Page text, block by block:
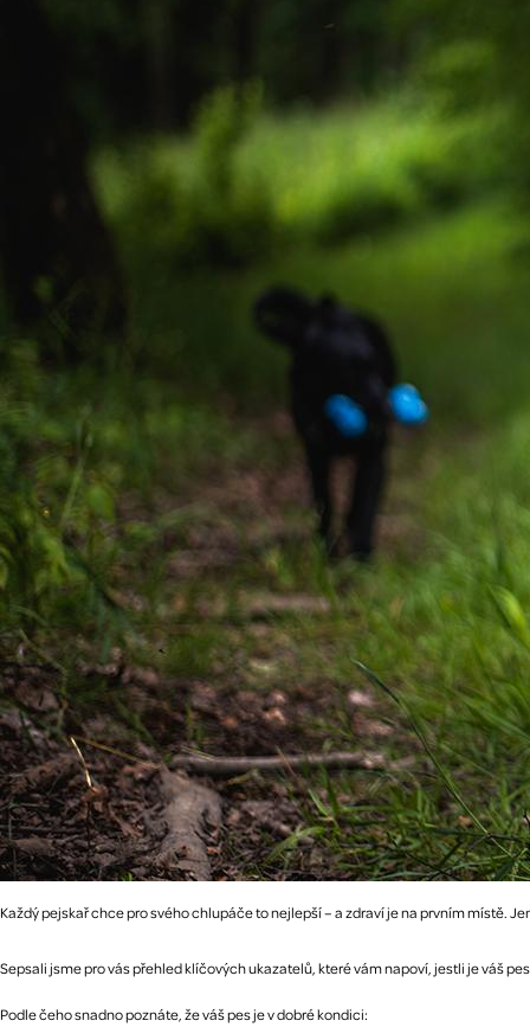
Každý pejskař chce pro svého chlupáče to nejlepší – a zdraví je na prvním místě.
Sepsali jsme pro vás přehled klíčových ukazatelů, které vám napoví, jestli je váš
Podle čeho snadno poznáte, že váš pes je v dobré kondici: